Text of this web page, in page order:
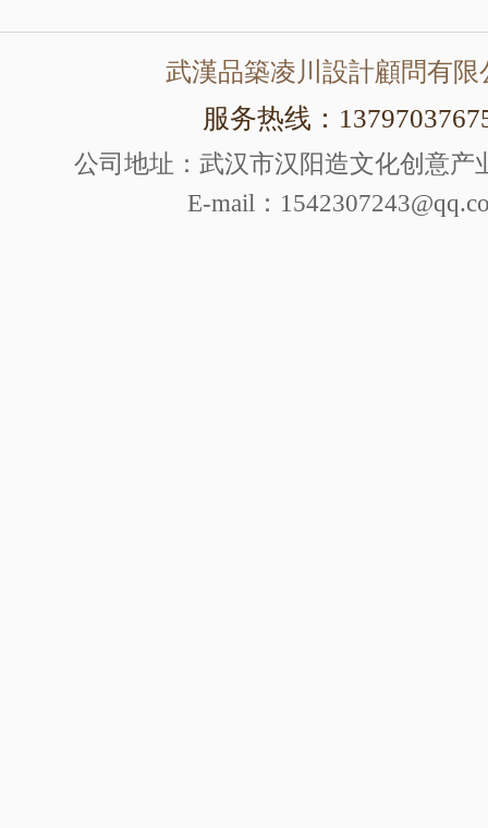
武漢品築凌川設計顧問有限
服务热线：
公司地址：武汉市汉阳造文化创意产
E-mail：